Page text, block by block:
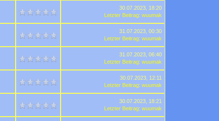
30.07.2023, 18:20
Letzter Beitrag:wuumak
31.07.2023, 00:30
Letzter Beitrag:wuumak
31.07.2023, 06:40
Letzter Beitrag:wuumak
30.07.2023, 12:11
Letzter Beitrag:wuumak
30.07.2023, 18:21
Letzter Beitrag:wuumak